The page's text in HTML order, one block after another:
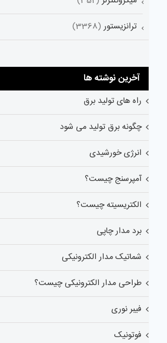
ترانزیستور (3368)
آخرین نوشته ها
راه های تولید برق
چگونه برق تولید می شود
انرژی خورشیدی
آمپرسنج چیست؟
الکتریسیته چیست؟
برد مدار چاپی
شماتیک مدار الکترونیکی
طراحی مدار الکترونیکی چیست؟
فیبر نوری
فوتونیک